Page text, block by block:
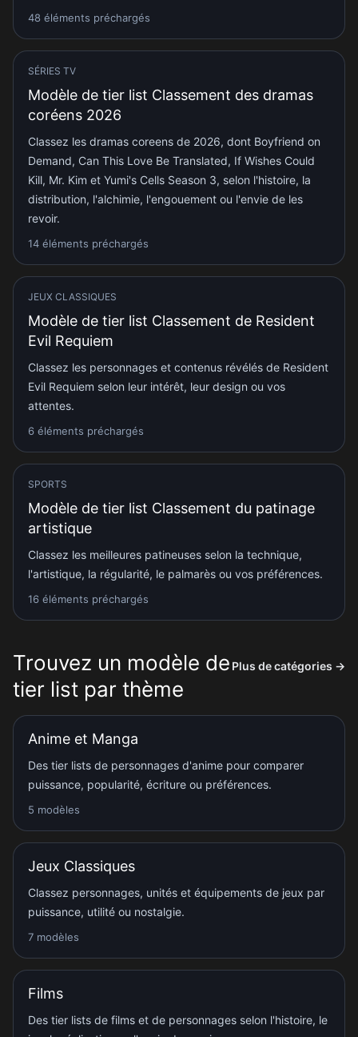
48 éléments préchargés
SÉRIES TV
Modèle de tier list Classement des dramas
coréens 2026
Classez les dramas coreens de 2026, dont Boyfriend on
Demand, Can This Love Be Translated, If Wishes Could
Kill, Mr. Kim et Yumi's Cells Season 3, selon l'histoire, la
distribution, l'alchimie, l'engouement ou l'envie de les
revoir.
14 éléments préchargés
JEUX CLASSIQUES
Modèle de tier list Classement de Resident
Evil Requiem
Classez les personnages et contenus révélés de Resident
Evil Requiem selon leur intérêt, leur design ou vos
attentes.
6 éléments préchargés
SPORTS
Modèle de tier list Classement du patinage
artistique
Classez les meilleures patineuses selon la technique,
l'artistique, la régularité, le palmarès ou vos préférences.
16 éléments préchargés
Trouvez un modèle de
tier list par thème
Plus de catégories →
Anime et Manga
Des tier lists de personnages d'anime pour comparer
puissance, popularité, écriture ou préférences.
5 modèles
Jeux Classiques
Classez personnages, unités et équipements de jeux par
puissance, utilité ou nostalgie.
7 modèles
Films
Des tier lists de films et de personnages selon l'histoire, le